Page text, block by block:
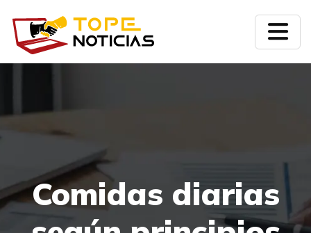
Comidas diarias